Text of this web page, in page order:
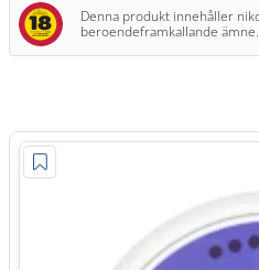
Denna produkt innehåller
beroendeframkallande